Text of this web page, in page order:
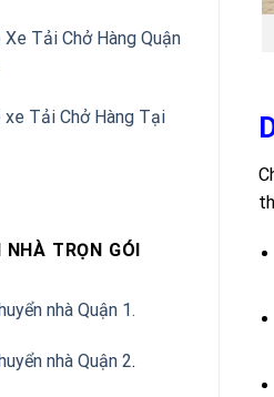
Xe Tải Chở Hàng Quận
xe Tải Chở Hàng Tại
NHÀ TRỌN GÓI
nhà Quận 1.
nhà Quận 2.